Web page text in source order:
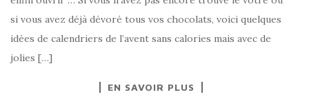
si vous avez déjà dévoré tous vos chocolats, voici quelques
idées de calendriers de l’avent sans calories mais avec de
jolies […]
EN SAVOIR PLUS